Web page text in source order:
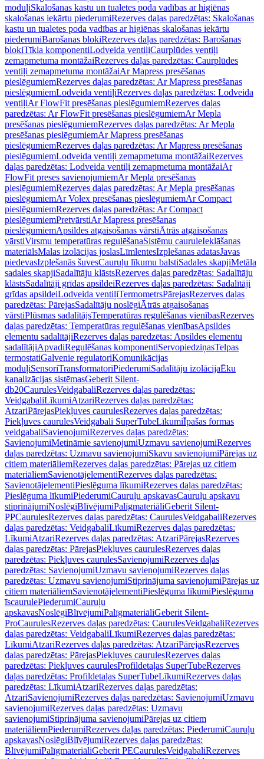
moduļiSkalošanas kastu un tualetes poda vadības ar higiēnas
skalošanas iekārtu piederumiRezerves daļas paredzētas: Skalošanas
kastu un tualetes poda vadības ar higiēnas skalošanas iekārtu
piederumiBarošanas blokiRezerves daļas paredzētas: Barošanas
blokiTīkla komponentiLodveida ventiļiCaurplūdes ventiļi
zemapmetuma montāžaiRezerves daļas paredzētas: Caurplūdes
ventiļi zemapmetuma montāžaiAr Mapress presēšanas
pieslēgumiemRezerves daļas paredzētas: Ar Mapress presēšanas
pieslēgumiemLodveida ventiļiRezerves daļas paredzētas: Lodveida
ventiļiAr FlowFit presēšanas pieslēgumiemRezerves daļas
paredzētas: Ar FlowFit presēšanas pieslēgumiemAr Mepla
presēšanas pieslēgumiemRezerves daļas paredzētas: Ar Mepla
presēšanas pieslēgumiemAr Mapress presēšanas
pieslēgumiemRezerves daļas paredzētas: Ar Mapress presēšanas
pieslēgumiemLodveida ventiļi zemapmetuma montāžaiRezerves
daļas paredzētas: Lodveida ventiļi zemapmetuma montāžaiAr
FlowFit preses savienojumiemAr Mepla presēšanas
pieslēgumiemRezerves daļas paredzētas: Ar Mepla presēšanas
pieslēgumiemAr Volex presēšanas pieslēgumiemAr Compact
pieslēgumiemRezerves daļas paredzētas: Ar Compact
pieslēgumiemPretvārstiAr Mapress presēšanas
pieslēgumiemApsildes atgaisošanas vārstiĀtrās atgaisošanas
vārstiVirsmu temperatūras regulēšanaSistēmu cauruleIeklāšanas
materiālsMalas izolācijas joslasLīmlentesIzplešanas adatasJavas
piedevasIzplešanās šuvesCauruļu līkumu balstiSadales skapjiMetāla
sadales skapjiSadalītāju klāstsRezerves daļas paredzētas: Sadalītāju
klāstsSadalītāji grīdas apsildeiRezerves daļas paredzētas: Sadalītāji
grīdas apsildeiLodveida ventiļiTermometrsPārejasRezerves daļas
paredzētas: PārejasSadalītāju noslēgiĀtrās atgaisošanas
vārstiPlūsmas sadalītājsTemperatūras regulēšanas vienībasRezerves
daļas paredzētas: Temperatūras regulēšanas vienībasApsildes
elementu sadalītājiRezerves daļas paredzētas: Apsildes elementu
sadalītājiApvadiRegulēšanas komponentiServopiedziņasTelpas
termostatiGalvenie regulatoriKomunikācijas
moduļiSensoriTransformatoriPiederumiSadalītāju izolācijaĒku
kanalizācijas sistēmasGeberit Silent-
db20CaurulesVeidgabaliRezerves daļas paredzētas:
VeidgabaliLīkumiAtzariRezerves daļas paredzētas:
AtzariPārejasPiekļuves caurulesRezerves daļas paredzētas:
Piekļuves caurulesVeidgabali SuperTubeLīkumiĪpašas formas
veidgabaliSavienojumiRezerves daļas paredzētas:
SavienojumiMetināmie savienojumiUzmavu savienojumiRezerves
daļas paredzētas: Uzmavu savienojumiSkavu savienojumiPārejas uz
citiem materiāliemRezerves daļas paredzētas: Pārejas uz citiem
materiāliemSavienotājelementiRezerves daļas paredzētas:
SavienotājelementiPieslēguma līkumiRezerves daļas paredzētas:
Pieslēguma līkumiPiederumiCauruļu apskavasCauruļu apskavu
stiprinājumiNoslēgiBlīvējumiPalīgmateriāliGeberit Silent-
PPCaurulesRezerves daļas paredzētas: CaurulesVeidgabaliRezerves
daļas paredzētas: VeidgabaliLīkumiRezerves daļas paredzētas:
LīkumiAtzariRezerves daļas paredzētas: AtzariPārejasRezerves
daļas paredzētas: PārejasPiekļuves caurulesRezerves daļas
paredzētas: Piekļuves caurulesSavienojumiRezerves daļas
paredzētas: SavienojumiUzmavu savienojumiRezerves daļas
paredzētas: Uzmavu savienojumiStiprinājuma savienojumiPārejas uz
citiem materiāliemSavienotājelementiPieslēguma līkumiPieslēguma
īscaurulePiederumiCauruļu
apskavasNoslēgiBlīvējumiPalīgmateriāliGeberit Silent-
ProCaurulesRezerves daļas paredzētas: CaurulesVeidgabaliRezerves
daļas paredzētas: VeidgabaliLīkumiRezerves daļas paredzētas:
LīkumiAtzariRezerves daļas paredzētas: AtzariPārejasRezerves
daļas paredzētas: PārejasPiekļuves caurulesRezerves daļas
paredzētas: Piekļuves caurulesProfildetaļas SuperTubeRezerves
daļas paredzētas: Profildetaļas SuperTubeLīkumiRezerves daļas
paredzētas: LīkumiAtzariRezerves daļas paredzētas:
AtzariSavienojumiRezerves daļas paredzētas: SavienojumiUzmavu
savienojumiRezerves daļas paredzētas: Uzmavu
savienojumiStiprinājuma savienojumiPārejas uz citiem
materiāliemPiederumiRezerves daļas paredzētas: PiederumiCauruļu
apskavasNoslēgiBlīvējumiRezerves daļas paredzētas:
BlīvējumiPalīgmateriāliGeberit PECaurulesVeidgabaliRezerves